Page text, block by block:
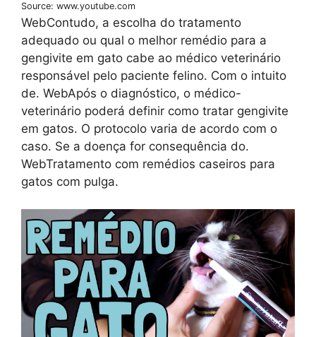
Source: www.youtube.com
WebContudo, a escolha do tratamento
adequado ou qual o melhor remédio para a
gengivite em gato cabe ao médico veterinário
responsável pelo paciente felino. Com o intuito
de. WebApós o diagnóstico, o médico-
veterinário poderá definir como tratar gengivite
em gatos. O protocolo varia de acordo com o
caso. Se a doença for consequência do.
WebTratamento com remédios caseiros para
gatos com pulga.